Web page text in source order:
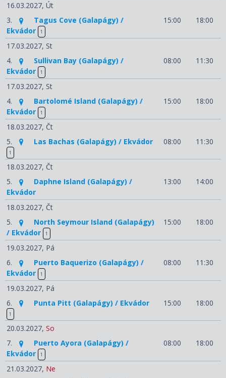
16.03.2027, Út
3.
Tagus Cove (Galapágy) /
Ekvádor
1
15:00 18:00
17.03.2027, St
4.
Sullivan Bay (Galapágy) /
Ekvádor
1
08:00 11:30
17.03.2027, St
4.
Bartolomé Island (Galapágy) /
Ekvádor
1
15:00 18:00
18.03.2027, Čt
5.
Las Bachas (Galapágy) / Ekvádor
1
08:00 11:30
18.03.2027, Čt
5.
Daphne Island (Galapágy) /
Ekvádor
13:00 14:00
18.03.2027, Čt
5.
North Seymour Island (Galapágy)
/ Ekvádor
1
15:00 18:00
19.03.2027, Pá
6.
Puerto Baquerizo (Galapágy) /
Ekvádor
1
08:00 11:30
19.03.2027, Pá
6.
Punta Pitt (Galapágy) / Ekvádor
1
15:00 18:00
20.03.2027, So
7.
Puerto Ayora (Galapágy) /
Ekvádor
1
08:00 18:00
21.03.2027, Ne